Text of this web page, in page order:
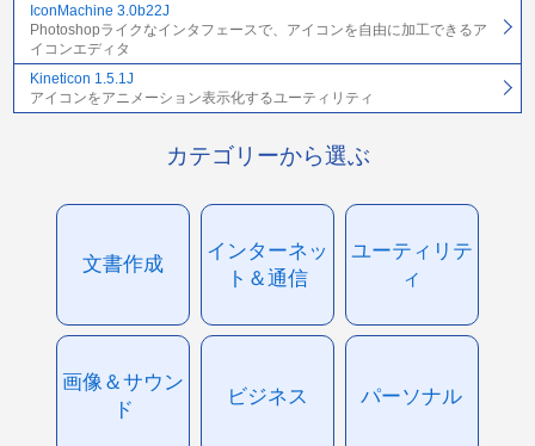
IconMachine 3.0b22J
Photoshopライクなインタフェースで、アイコンを自由に加工できるア
イコンエディタ
Kineticon 1.5.1J
アイコンをアニメーション表示化するユーティリティ
カテゴリーから選ぶ
文書作成
インターネッ
ト＆通信
ユーティリテ
ィ
画像＆サウン
ド
ビジネス パーソナル